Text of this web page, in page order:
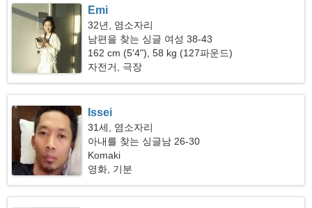
Emi
32년, 염소자리
남편을 찾는 싱글 여성 38-43
162 cm (5'4"), 58 kg (127파운드)
자전거, 극장
Issei
31세, 염소자리
아내를 찾는 싱글남 26-30
Komaki
영화, 기분